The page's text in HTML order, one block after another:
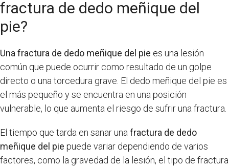
fractura de dedo meñique del
pie?
Una fractura de dedo meñique del pie es una lesión
común que puede ocurrir como resultado de un golpe
directo o una torcedura grave. El dedo meñique del pie es
el más pequeño y se encuentra en una posición
vulnerable, lo que aumenta el riesgo de sufrir una fractura.
El tiempo que tarda en sanar unafractura de dedo
meñique del pie puede variar dependiendo de varios
factores, como la gravedad de la lesión, el tipo de fractura